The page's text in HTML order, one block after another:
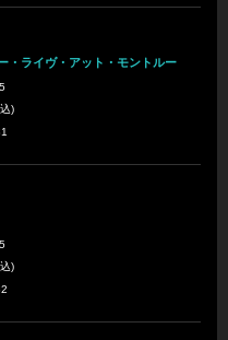
・ライヴ・アット・モントルー
)
)